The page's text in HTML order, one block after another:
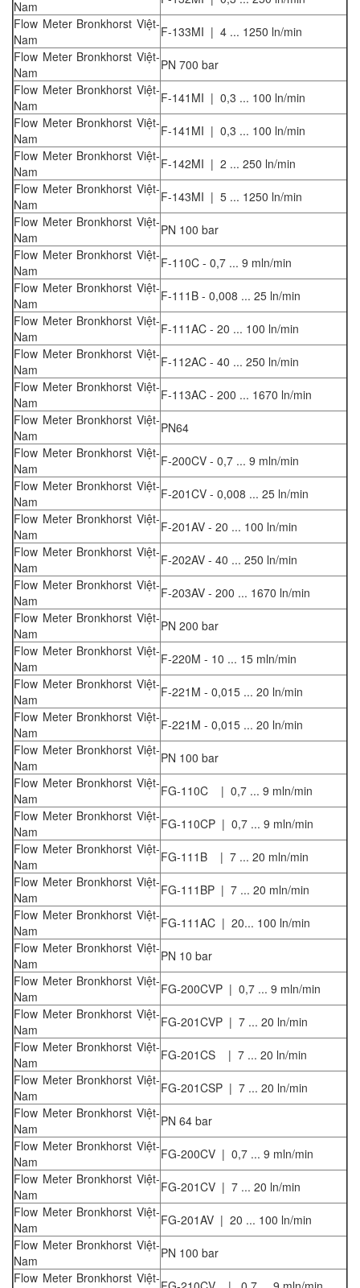
Nam
Flow Meter Bronkhorst Việt-
Nam
F-133MI | 4 ... 1250 ln/min
Flow Meter Bronkhorst Việt-
Nam
PN 700 bar
Flow Meter Bronkhorst Việt-
Nam
F-141MI | 0,3 ... 100 ln/min
Flow Meter Bronkhorst Việt-
Nam
F-141MI | 0,3 ... 100 ln/min
Flow Meter Bronkhorst Việt-
Nam
F-142MI | 2 ... 250 ln/min
Flow Meter Bronkhorst Việt-
Nam
F-143MI | 5 ... 1250 ln/min
Flow Meter Bronkhorst Việt-
Nam
PN 100 bar
Flow Meter Bronkhorst Việt-
Nam
F-110C - 0,7 ... 9 mln/min
Flow Meter Bronkhorst Việt-
Nam
F-111B - 0,008 ... 25 ln/min
Flow Meter Bronkhorst Việt-
Nam
F-111AC - 20 ... 100 ln/min
Flow Meter Bronkhorst Việt-
Nam
F-112AC - 40 ... 250 ln/min
Flow Meter Bronkhorst Việt-
Nam
F-113AC - 200 ... 1670 ln/min
Flow Meter Bronkhorst Việt-
Nam
PN64
Flow Meter Bronkhorst Việt-
Nam
F-200CV - 0,7 ... 9 mln/min
Flow Meter Bronkhorst Việt-
Nam
F-201CV - 0,008 ... 25 ln/min
Flow Meter Bronkhorst Việt-
Nam
F-201AV - 20 ... 100 ln/min
Flow Meter Bronkhorst Việt-
Nam
F-202AV - 40 ... 250 ln/min
Flow Meter Bronkhorst Việt-
Nam
F-203AV - 200 ... 1670 ln/min
Flow Meter Bronkhorst Việt-
Nam
PN 200 bar
Flow Meter Bronkhorst Việt-
Nam
F-220M - 10 ... 15 mln/min
Flow Meter Bronkhorst Việt-
Nam
F-221M - 0,015 ... 20 ln/min
Flow Meter Bronkhorst Việt-
Nam
F-221M - 0,015 ... 20 ln/min
Flow Meter Bronkhorst Việt-
Nam
PN 100 bar
Flow Meter Bronkhorst Việt-
Nam
FG-110C | 0,7 ... 9 mln/min
Flow Meter Bronkhorst Việt-
Nam
FG-110CP | 0,7 ... 9 mln/min
Flow Meter Bronkhorst Việt-
Nam
FG-111B | 7 ... 20 mln/min
Flow Meter Bronkhorst Việt-
Nam
FG-111BP | 7 ... 20 mln/min
Flow Meter Bronkhorst Việt-
Nam
FG-111AC | 20... 100 ln/min
Flow Meter Bronkhorst Việt-
Nam
PN 10 bar
Flow Meter Bronkhorst Việt-
Nam
FG-200CVP | 0,7 ... 9 mln/min
Flow Meter Bronkhorst Việt-
Nam
FG-201CVP | 7 ... 20 ln/min
Flow Meter Bronkhorst Việt-
Nam
FG-201CS | 7 ... 20 ln/min
Flow Meter Bronkhorst Việt-
Nam
FG-201CSP | 7 ... 20 ln/min
Flow Meter Bronkhorst Việt-
Nam
PN 64 bar
Flow Meter Bronkhorst Việt-
Nam
FG-200CV | 0,7 ... 9 mln/min
Flow Meter Bronkhorst Việt-
Nam
FG-201CV | 7 ... 20 ln/min
Flow Meter Bronkhorst Việt-
Nam
FG-201AV | 20 ... 100 ln/min
Flow Meter Bronkhorst Việt-
Nam
PN 100 bar
Flow Meter Bronkhorst Việt-